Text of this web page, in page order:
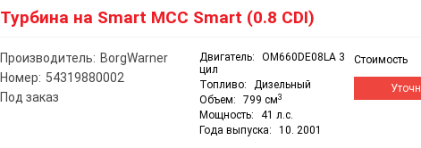
Турбина на Smart MCC Smart (0.8 CDI)
Производитель: BorgWarner
Номер: 54319880002
Под заказ
Двигатель:
OM660DE08LA 3
цил
Топливо:
Дизельный
Объем:
799 см3
Мощность:
41 л.с.
Года выпуска:
10. 2001
Стоимость